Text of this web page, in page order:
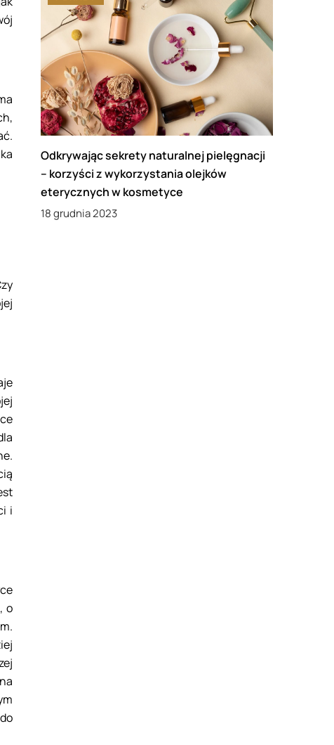
i
o
Odkrywając sekrety naturalnej pielęgnacji
– korzyści z wykorzystania olejków
eterycznych w kosmetyce
18 grudnia 2023